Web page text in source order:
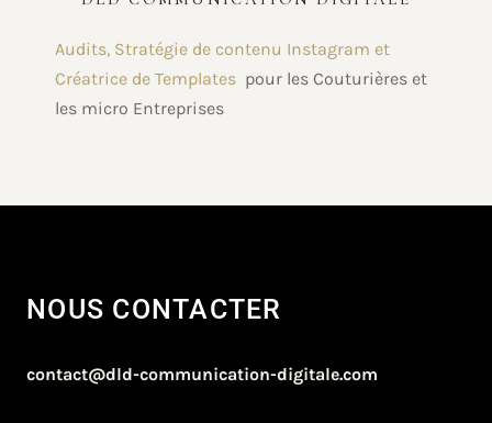
Audits, Stratégie de contenu Instagram et
Créatrice de Templates pour les Couturières et
les micro Entreprises
NOUS CONTACTER
contact@dld-communication-digitale.com